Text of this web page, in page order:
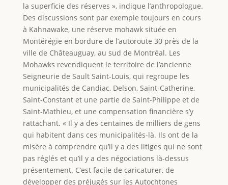
la superficie des réserves », indique l’anthropologue.
Des discussions sont par exemple toujours en cours
à Kahnawake, une réserve mohawk située en
Montérégie en bordure de l’autoroute 30 près de la
ville de Châteauguay, au sud de Montréal. Les
Mohawks revendiquent le territoire de l’ancienne
Seigneurie de Sault Saint-Louis, qui regroupe les
municipalités de Candiac, Delson, Saint-Catherine,
Saint-Constant et une partie de Saint-Philippe et de
Saint-Mathieu, et une compensation financière s’y
rattachant. « Il y a des centaines de milliers de gens
qui habitent dans ces municipalités-là. Ils ont de la
misère à comprendre qu’il y a des litiges qui ne sont
pas réglés et qu’il y a des négociations là-dessus
présentement. C’est facile de caricaturer, de
développer des préjugés sur les Autochtones